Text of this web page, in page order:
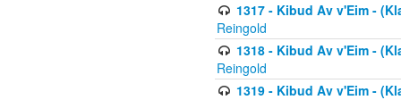
1317 - Kibud Av v'Eim -
Reingold
1318 - Kibud Av v'Eim -
Reingold
1319 - Kibud Av v'Eim -